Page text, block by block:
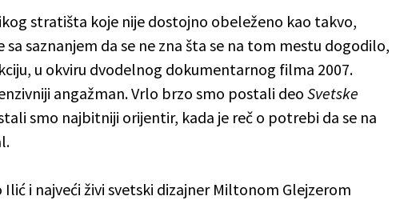
stratišta koje nije dostojno obeleženo kao takvo,
sa saznanjem da se ne zna šta se na tom mestu dogodilo,
u okviru dvodelnog dokumentarnog filma 2007.
angažman. Vrlo brzo smo postali deo Svetske
smo najbitniji orijentir, kada je reč o potrebi da se na
i najveći živi svetski dizajner Miltonom Glejzerom